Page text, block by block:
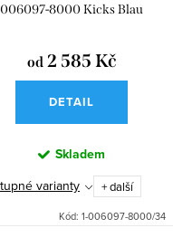
006097-8000 Kicks Blau
od2 585 Kč
DETAIL
Skladem
varianty + další
Kód: 1-006097-8000/34